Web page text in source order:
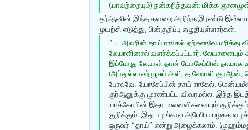
(யாவற்றையும்) நன்கறிந்தவன்; மிக்க
குர்ஆனின் இந்த தவறை அறிந்த இரண்டு
முயற்சி எடுத்து, பின்குறிப்பு எழுதியுள்ளார்கள்.
“… அவரின் தாய் ராகேல் ஏற்கனவே மரித்து
லேயாளினால் வளர்க்கப்பட்டார்.
இப்போது லேயாள் தான் யோசேப்பின் தாயாக
(அப்துல்லாஹ் யூசுப் அலி, த ஹோலி குர்ஆன்,
போலவே, யோசேப்பின் தாய் ராகேல்,
குர்ஆனுக்கு முரண்பட்ட விவரமல்ல. இந்த
யாக்கோபின் இதர மனைவிகளையும்
குறிக்கும். இது பழங்கால அரேபிய பழக்க
ஒருவர் “தாய்” என்று அழைக்கலாம்.